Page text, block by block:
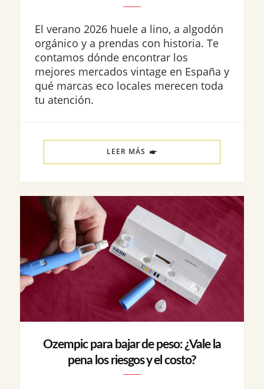
El verano 2026 huele a lino, a algodón
orgánico y a prendas con historia. Te
contamos dónde encontrar los
mejores mercados vintage en España y
qué marcas eco locales merecen toda
tu atención.
LEER MÁS
Ozempic para bajar de peso: ¿Vale la
pena los riesgos y el costo?